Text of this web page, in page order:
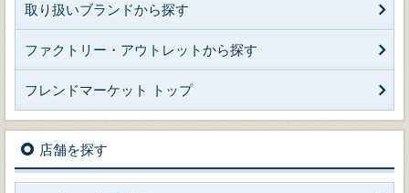
取り扱いブランドから探す
ファクトリー・アウトレットから探す
フレンドマーケット トップ
店舗を探す